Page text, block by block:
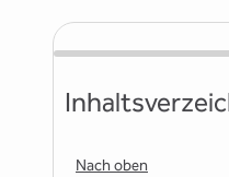
Nach oben